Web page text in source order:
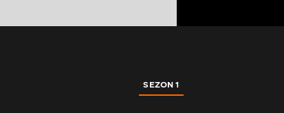
SEZON 1